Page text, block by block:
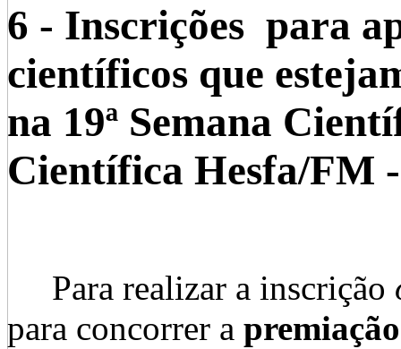
6 - Inscrições para
científicos que
na 19ª Semana
Científica Hesfa/FM
Para realizar a inscrição
para concorrer a premiação